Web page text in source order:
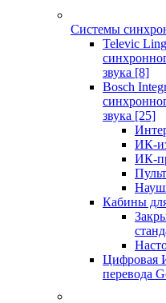
Системы
Televic
звука [8]
Bosch
звука [25]
ИК-
ИК-
Кабины
Цифровая
перевода